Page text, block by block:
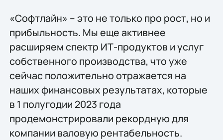
«Софтлайн» – это не только про рост, но и
прибыльность. Мы еще активнее
расширяем спектр ИТ-продуктов и услуг
собственного производства, что уже
сейчас положительно отражается на
наших финансовых результатах, которые
в 1 полугодии 2023 года
продемонстрировали рекордную для
компании валовую рентабельность.